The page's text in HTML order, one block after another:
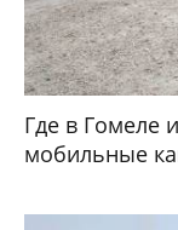
Где в Гомеле
мобильные